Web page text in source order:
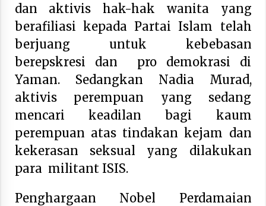
dan aktivis hak-hak wanita yang
berafiliasi kepada Partai Islam telah
berjuang untuk kebebasan
berepskresi dan pro demokrasi di
Yaman. Sedangkan Nadia Murad,
aktivis perempuan yang sedang
mencari keadilan bagi kaum
perempuan atas tindakan kejam dan
kekerasan seksual yang dilakukan
para militant ISIS.
Penghargaan Nobel Perdamaian